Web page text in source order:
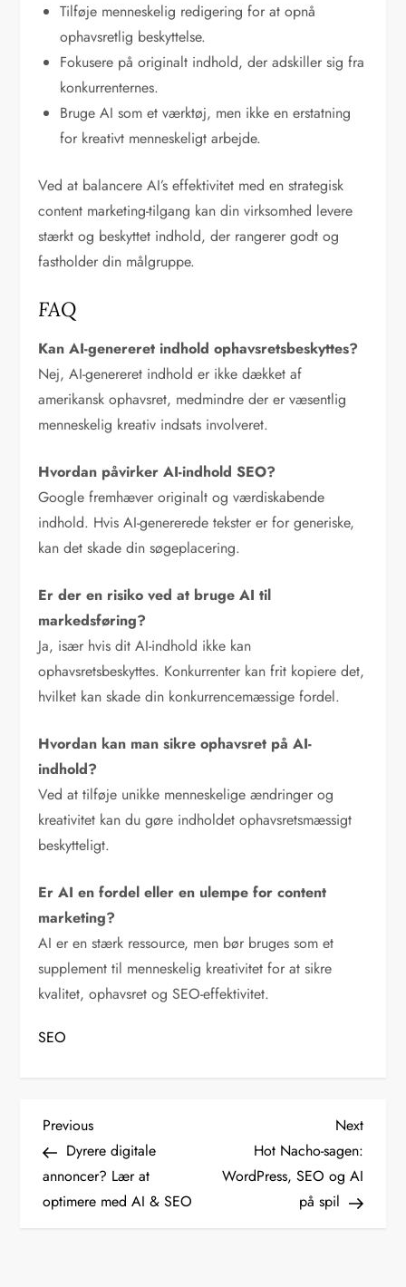
Tilføje menneskelig redigering for at opnå
ophavsretlig beskyttelse.
Fokusere på originalt indhold, der adskiller sig fra
konkurrenternes.
Bruge AI som et værktøj, men ikke en erstatning
for kreativt menneskeligt arbejde.
Ved at balancere AI’s effektivitet med en strategisk
content marketing-tilgang kan din virksomhed levere
stærkt og beskyttet indhold, der rangerer godt og
fastholder din målgruppe.
FAQ
Kan AI-genereret indhold ophavsretsbeskyttes?
Nej, AI-genereret indhold er ikke dækket af
amerikansk ophavsret, medmindre der er væsentlig
menneskelig kreativ indsats involveret.
Hvordan påvirker AI-indhold SEO?
Google fremhæver originalt og værdiskabende
indhold. Hvis AI-genererede tekster er for generiske,
kan det skade din søgeplacering.
Er der en risiko ved at bruge AI til
markedsføring?
Ja, især hvis dit AI-indhold ikke kan
ophavsretsbeskyttes. Konkurrenter kan frit kopiere det,
hvilket kan skade din konkurrencemæssige fordel.
Hvordan kan man sikre ophavsret på AI-
indhold?
Ved at tilføje unikke menneskelige ændringer og
kreativitet kan du gøre indholdet ophavsretsmæssigt
beskytteligt.
Er AI en fordel eller en ulempe for content
marketing?
AI er en stærk ressource, men bør bruges som et
supplement til menneskelig kreativitet for at sikre
kvalitet, ophavsret og SEO-effektivitet.
SEO
I
n
d
l
Previous
Post
Previous
Dyrere digitale
annoncer? Lær at
optimere med AI & SEO
Next
Post
Next
Hot Nacho-sagen:
WordPress, SEO og AI
på spil